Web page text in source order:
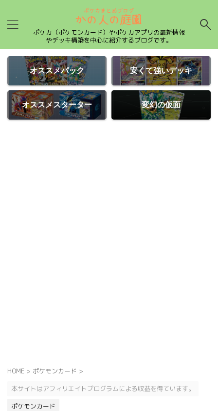
ポケカ（ポケモンカード）やポケカアプリの最新情報
やデッキ構築を中心に紹介するブログです。
オススメパック 安くて強いデッキ
オススメスターター 変幻の仮面
HOME > ポケモンカード >
本サイトはアフィリエイトプログラムによる収益を得ています。
ポケモンカード